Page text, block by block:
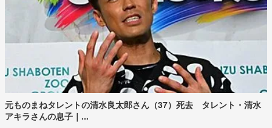
元ものまねタレントの清水良太郎さん（37）死去 タレント・清水
アキラさんの息子｜...